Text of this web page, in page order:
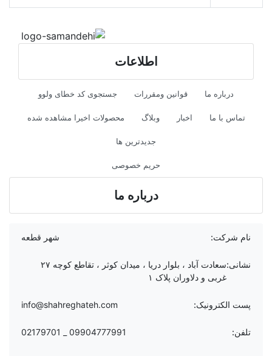
اطلاعات
درباره ما قوانین ومقررات جستجوی کد خطای ولوو
تماس با ما اخبار وبلاگ محصولات اخیرا مشاهده شده
جدیدترین ها
حریم خصوصی
درباره ما
نام شرکت: شهر قطعه
نشانی:
سعادت آباد ، بلوار دریا ، میدان کوثر ، تقاطع کوچه ۲۷
غربی و دلاوران پلاک ۱
پست الکترونیک: info@shahreghateh.com
تلفن: 09904777991 _ 02179701